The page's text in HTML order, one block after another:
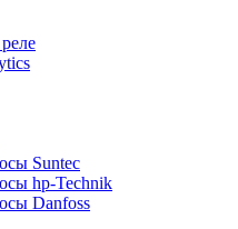
Suntec
hp-Technik
Danfoss